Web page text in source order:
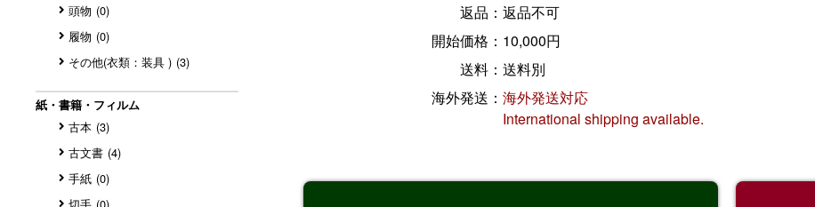
頭物 (0)
履物 (0)
その他(衣類：装具 ) (3)
紙・書籍・フィルム
古本 (3)
古文書 (4)
手紙 (0)
返品：返品不可
開始価格： 10,000円
送料：送料別
海外発送：海外発送対応
International shipping available.